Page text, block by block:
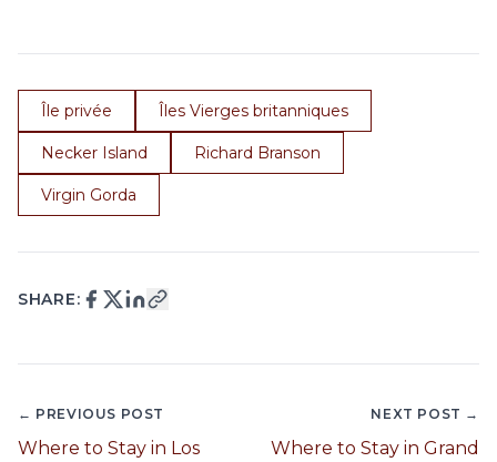
Île privée Îles Vierges britanniques
Necker Island Richard Branson
Virgin Gorda
SHARE:
← PREVIOUS POST
Where to Stay in Los
NEXT POST →
Where to Stay in Grand